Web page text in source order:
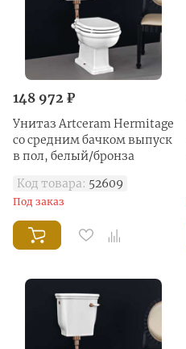
148 972 ₽
Унитаз Artceram Hermitage
со средним бачком выпуск
в пол, белый/бронза
Код товара: 52609
Под заказ